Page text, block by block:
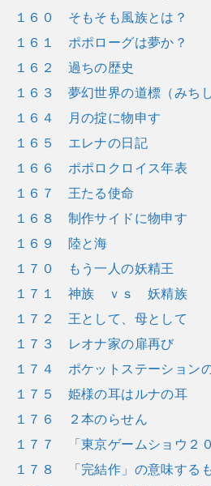
１６０ そもそも風族とは？
１６１ ポポローグは夢か？
１６２ 過ちの歴史
１６３ 夢幻世界の道標（みち
１６４ 月の掟に物申す
１６５ エレナの日記
１６６ ポポロクロイス年表
１６７ 王たる使命
１６８ 制作サイドに物申す
１６９ 陸と海
１７０ もう一人の妖精王
１７１ 神族 ｖｓ 妖精族
１７２ 王として、母として
１７３ レオナ家の扉再び
１７４ ポケットステーション
１７５ 姫様の耳はルナの耳
１７６ ２本のらせん
１７７ 「東京ゲームショウ２
１７８ 「完結作」の意味する